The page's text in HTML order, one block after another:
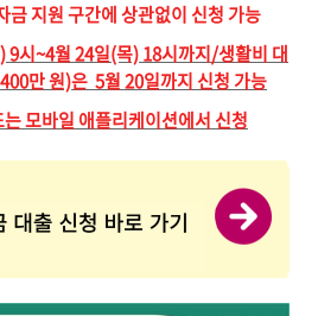
금 지원 구간에 상관없이 신청 가능
9시~4월 24일(목) 18시까지/생활비 대
400만 원)은 5월 20일까지 신청 가능
모바일 애플리케이션에서 신청